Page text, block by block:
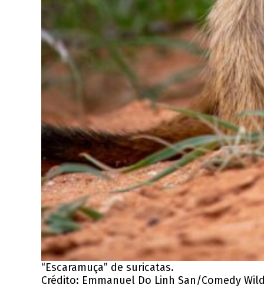
“Escaramuça” de suricatas.
Crédito: Emmanuel Do Linh San/Comedy